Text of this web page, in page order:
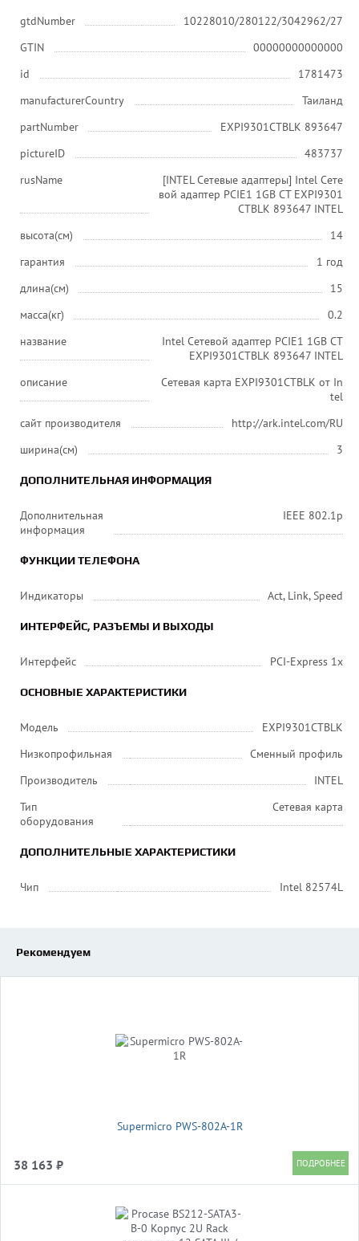
gtdNumber
10228010/280122/3042962/27
GTIN
00000000000000
id
1781473
manufacturerCountry
Таиланд
partNumber
EXPI9301CTBLK 893647
pictureID
483737
rusName
[INTEL Сетевые адаптеры] Intel Сете
вой адаптер PCIE1 1GB CT EXPI9301
CTBLK 893647 INTEL
высота(см)
14
гарантия
1 год
длина(см)
15
масса(кг)
0.2
название
Intel Сетевой адаптер PCIE1 1GB CT
EXPI9301CTBLK 893647 INTEL
описание
Сетевая карта EXPI9301CTBLK от In
tel
сайт производителя
http://ark.intel.com/RU
ширина(см)
3
ДОПОЛНИТЕЛЬНАЯ ИНФОРМАЦИЯ
Дополнительная
информация
IEEE 802.1p
ФУНКЦИИ ТЕЛЕФОНА
Индикаторы Act, Link, Speed
ИНТЕРФЕЙС, РАЗЪЕМЫ И ВЫХОДЫ
Интерфейс PCI-Express 1x
ОСНОВНЫЕ ХАРАКТЕРИСТИКИ
Модель
EXPI9301CTBLK
Низкопрофильная
Сменный профиль
Производитель
INTEL
Тип
оборудования
Сетевая карта
ДОПОЛНИТЕЛЬНЫЕ ХАРАКТЕРИСТИКИ
Чип Intel 82574L
Рекомендуем
Supermicro PWS-802A-1R
38 163 ₽